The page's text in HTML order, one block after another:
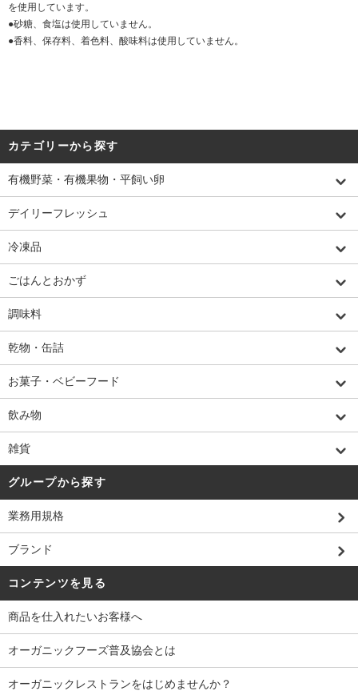
を使用しています。
●砂糖、食塩は使用していません。
●香料、保存料、着色料、酸味料は使用していません。
カテゴリーから探す
有機野菜・有機果物・平飼い卵
デイリーフレッシュ
冷凍品
ごはんとおかず
調味料
乾物・缶詰
お菓子・ベビーフード
飲み物
雑貨
グループから探す
業務用規格
ブランド
コンテンツを見る
商品を仕入れたいお客様へ
オーガニックフーズ普及協会とは
オーガニックレストランをはじめませんか？